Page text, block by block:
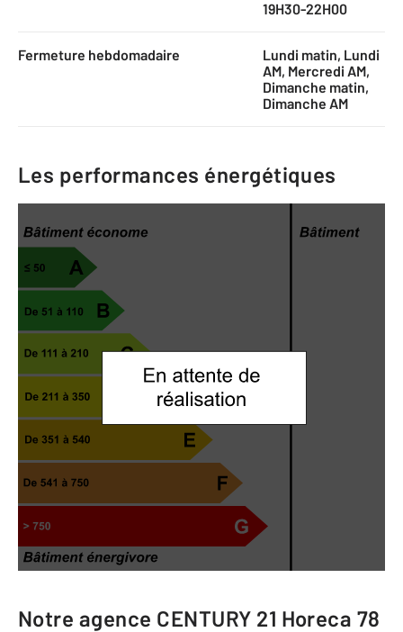
19H30-22H00
Fermeture hebdomadaire
Lundi matin, Lundi
AM, Mercredi AM,
Dimanche matin,
Dimanche AM
Les performances énergétiques
Notre agence CENTURY 21 Horeca 78